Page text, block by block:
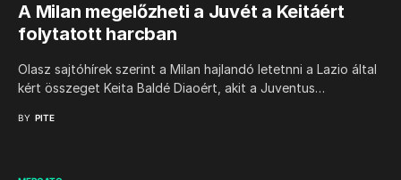
A Milan megelőzheti a Juvét a Keitáért
folytatott harcban
Olasz sajtóhírek szerint a Milan hajlandó letetnni a Lazio által
kért összeget Keita Baldé Diaoért, akit a Juventus…
BY PITE